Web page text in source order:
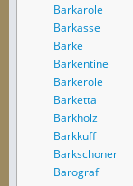
Barkarole
Barkasse
Barke
Barkentine
Barkerole
Barketta
Barkholz
Barkkuff
Barkschoner
Barograf